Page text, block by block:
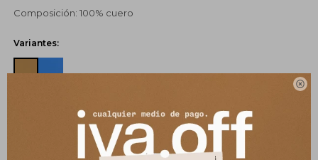

Composición: 100% cuero
Variantes:
COMPRAR